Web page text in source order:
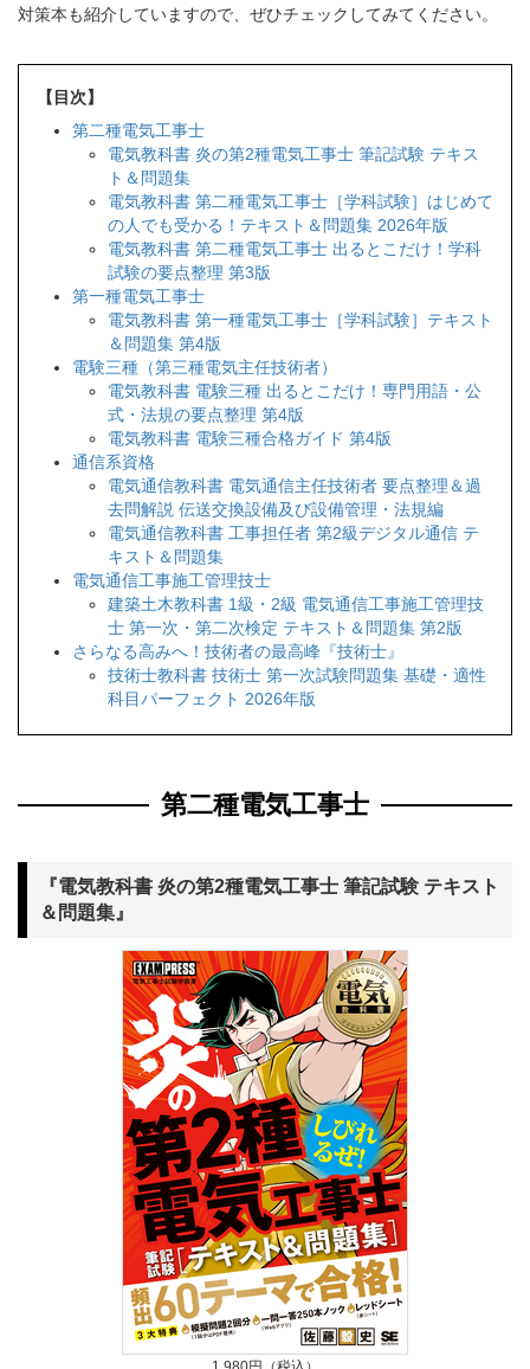
対策本も紹介していますので、ぜひチェックしてみてください。
【目次】
第二種電気工事士
電気教科書 炎の第2種電気工事士 筆記試験 テキス
ト＆問題集
電気教科書 第二種電気工事士［学科試験］はじめて
の人でも受かる！テキスト＆問題集 2026年版
電気教科書 第二種電気工事士 出るとこだけ！学科
試験の要点整理 第3版
第一種電気工事士
電気教科書 第一種電気工事士［学科試験］テキスト
＆問題集 第4版
電験三種（第三種電気主任技術者）
電気教科書 電験三種 出るとこだけ！専門用語・公
式・法規の要点整理 第4版
電気教科書 電験三種合格ガイド 第4版
通信系資格
電気通信教科書 電気通信主任技術者 要点整理＆過
去問解説 伝送交換設備及び設備管理・法規編
電気通信教科書 工事担任者 第2級デジタル通信 テ
キスト＆問題集
電気通信工事施工管理技士
建築土木教科書 1級・2級 電気通信工事施工管理技
士 第一次・第二次検定 テキスト＆問題集 第2版
さらなる高みへ！技術者の最高峰『技術士』
技術士教科書 技術士 第一次試験問題集 基礎・適性
科目パーフェクト 2026年版
第二種電気工事士
『電気教科書 炎の第2種電気工事士 筆記試験 テキスト
＆問題集』